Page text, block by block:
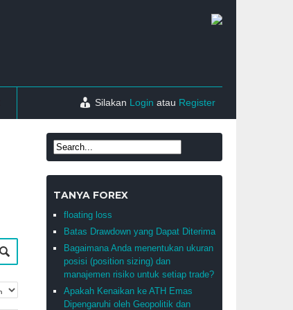
Silakan Login atau Register
TANYA FOREX
floating loss
Batas Drawdown yang Dapat Diterima
Bagaimana Anda menentukan ukuran
posisi (position sizing) dan
manajemen risiko untuk setiap trade?
Apakah Kenaikan ke ATH Emas
Dipengaruhi oleh Geopolitik dan